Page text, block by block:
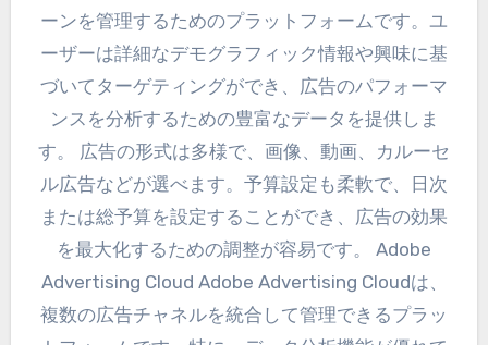
ーンを管理するためのプラットフォームです。ユ
ーザーは詳細なデモグラフィック情報や興味に基
づいてターゲティングができ、広告のパフォーマ
ンスを分析するための豊富なデータを提供しま
す。 広告の形式は多様で、画像、動画、カルーセ
ル広告などが選べます。予算設定も柔軟で、日次
または総予算を設定することができ、広告の効果
を最大化するための調整が容易です。 Adobe
Advertising Cloud Adobe Advertising Cloudは、
複数の広告チャネルを統合して管理できるプラッ